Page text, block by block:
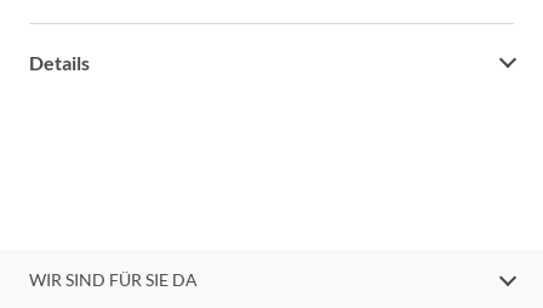
Details
WIR SIND FÜR SIE DA